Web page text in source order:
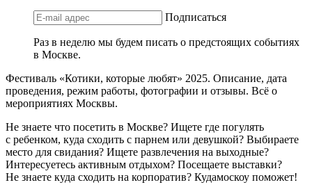
Подписаться
Раз в неделю мы будем писать о предстоящих событиях
в Москве.
Фестиваль «Котики, которые любят» 2025. Описание, дата
проведения, режим работы, фотографии и отзывы. Всё о
мероприятиях Москвы.
Не знаете что посетить в Москве? Ищете где погулять
с ребенком, куда сходить с парнем или девушкой? Выбираете
место для свидания? Ищете развлечения на выходные?
Интересуетесь активным отдыхом? Посещаете выставки?
Не знаете куда сходить на корпоратив? Кудамоскоу поможет!